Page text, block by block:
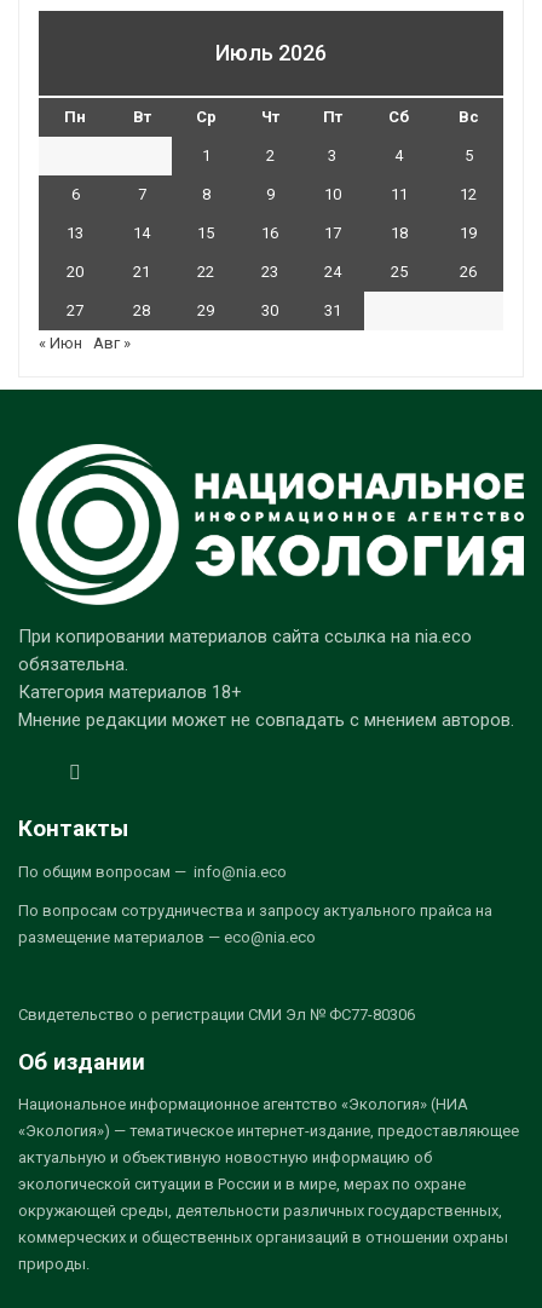
Июль 2026
Пн Вт Ср Чт Пт Сб Вс
1 2 3 4 5
6 7 8 9 10 11 12
13 14 15 16 17 18 19
20 21 22 23 24 25 26
27 28 29 30
31
« Июн
Авг »
При копировании материалов сайта ссылка на nia.eco
обязательна.
Категория материалов 18+
Мнение редакции может не совпадать с мнением авторов.
Контакты
По общим вопросам — info@nia.eco
По вопросам сотрудничества и запросу актуального прайса на
размещение материалов — eco@nia.eco
Свидетельство о регистрации СМИ Эл № ФС77-80306
Об издании
Национальное информационное агентство «Экология» (НИА
«Экология») — тематическое интернет-издание, предоставляющее
актуальную и объективную новостную информацию об
экологической ситуации в России и в мире, мерах по охране
окружающей среды, деятельности различных государственных,
коммерческих и общественных организаций в отношении охраны
природы.